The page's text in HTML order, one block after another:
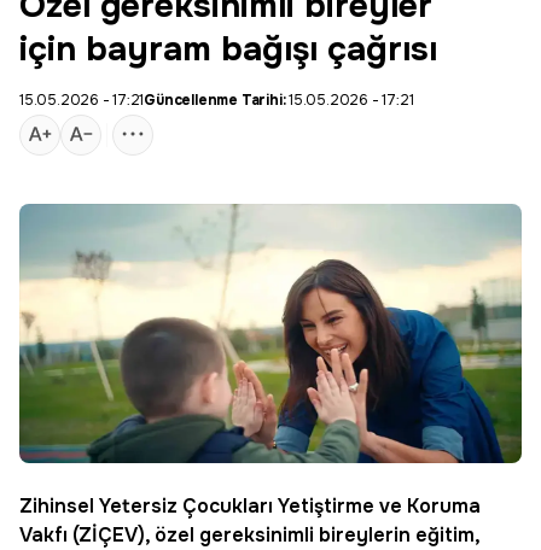
için bayram bağışı çağrısı
15.05.2026 - 17:21Güncellenme Tarihi:15.05.2026 - 17:21
Zihinsel Yetersiz Çocukları Yetiştirme ve Koruma
Vakfı (ZİÇEV), özel gereksinimli bireylerin eğitim,